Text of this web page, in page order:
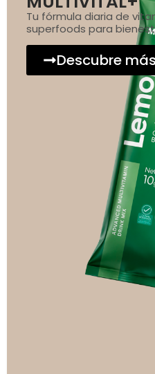
Tu fórmula diaria de
superfoods para
Descubre más